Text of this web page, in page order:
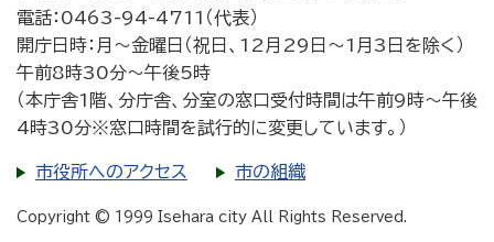
電話：0463-94-4711（代表）
開庁日時：月～金曜日（祝日、12月29日～1月3日を除く）
午前8時30分～午後5時
（本庁舎1階、分庁舎、分室の窓口受付時間は午前9時～午後
4時30分※窓口時間を試行的に変更しています。）
市役所へのアクセス 市の組織
Copyright © 1999 Isehara city All Rights Reserved.